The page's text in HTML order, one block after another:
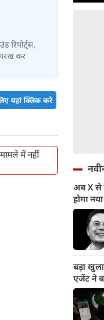
रिपोर्ट्स,
परख कर
यहां क्लिक करें
में नहीं
अब X से
होगा
बड़ा
एजेंट ने